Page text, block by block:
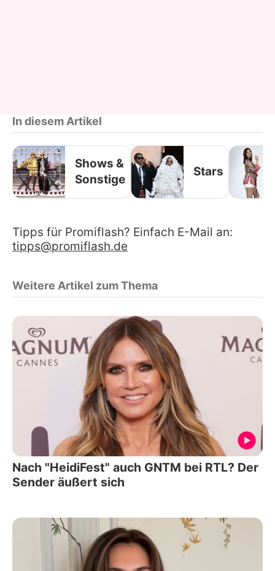
In diesem Artikel
Shows &
Sonstige
Stars
Tipps für Promiflash? Einfach E-Mail an:
tipps@promiflash.de
Weitere Artikel zum Thema
Nach "HeidiFest" auch GNTM bei RTL? Der
Sender äußert sich